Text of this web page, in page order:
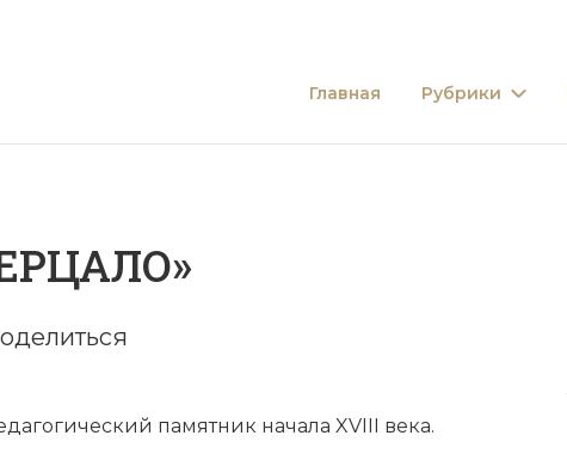
Главная Рубрики
памятник начала XVIII века.